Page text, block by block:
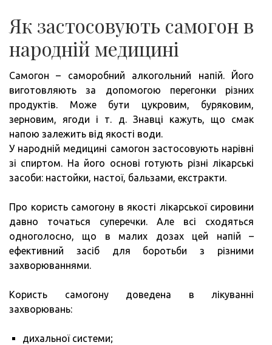
Як застосовують самогон в
народній медицині
Самогон – саморобний алкогольний напій. Його
виготовляють за допомогою перегонки різних
продуктів. Може бути цукровим, буряковим,
зерновим, ягоди і т. д. Знавці кажуть, що смак
напою залежить від якості води.
У народній медицині самогон застосовують нарівні
зі спиртом. На його основі готують різні лікарські
засоби: настойки, настої, бальзами, екстракти.
Про користь самогону в якості лікарської сировини
давно точаться суперечки. Але всі сходяться
одноголосно, що в малих дозах цей напій –
ефективний засіб для боротьби з різними
захворюваннями.
Користь самогону доведена в лікуванні
захворювань:
дихальної системи;